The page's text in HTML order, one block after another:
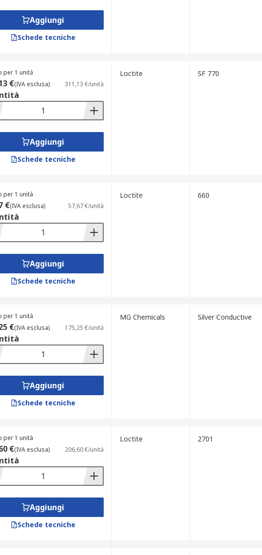
Aggiungi
Schede tecniche
per 1 unità
€(IVA esclusa) 311,13 €/unità
Aggiungi
Schede tecniche
Loctite SF 770
per 1 unità
€(IVA esclusa) 57,67 €/unità
Aggiungi
Schede tecniche
Loctite 660
per 1 unità
€(IVA esclusa) 175,25 €/unità
Aggiungi
Schede tecniche
MG Chemicals Silver Conductive
per 1 unità
€(IVA esclusa) 206,60 €/unità
Aggiungi
Schede tecniche
Loctite 2701